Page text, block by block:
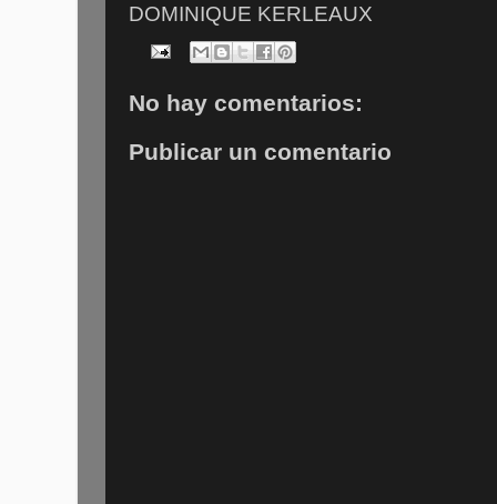
DOMINIQUE KERLEAUX
No hay comentarios:
Publicar un comentario